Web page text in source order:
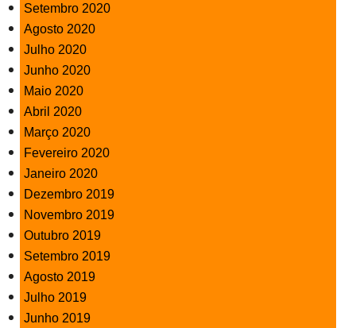
Setembro 2020
Agosto 2020
Julho 2020
Junho 2020
Maio 2020
Abril 2020
Março 2020
Fevereiro 2020
Janeiro 2020
Dezembro 2019
Novembro 2019
Outubro 2019
Setembro 2019
Agosto 2019
Julho 2019
Junho 2019